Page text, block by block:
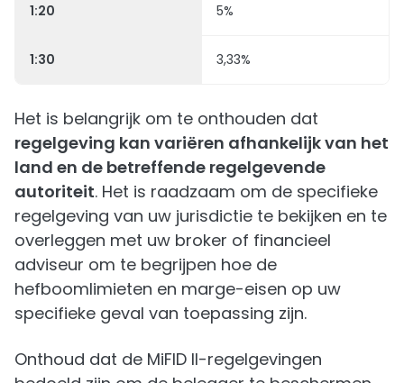
1:20 5%
1:30 3,33%
Het is belangrijk om te onthouden dat
regelgeving kan variëren afhankelijk van het
land en de betreffende regelgevende
autoriteit. Het is raadzaam om de specifieke
regelgeving van uw jurisdictie te bekijken en te
overleggen met uw broker of financieel
adviseur om te begrijpen hoe de
hefboomlimieten en marge-eisen op uw
specifieke geval van toepassing zijn.
Onthoud dat de MiFID II-regelgevingen